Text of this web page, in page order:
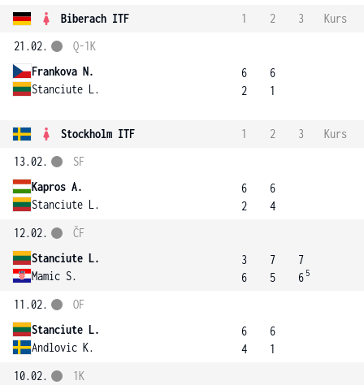
Biberach ITF 1 2 3
Kurs
21.02.
Frankova N.
Stanciute L.
Q-1K
6
2
6
1
Stockholm ITF 1 2 3
Kurs
13.02.
Kapros A.
Stanciute L.
SF
6
2
6
4
12.02.
Stanciute L.
Mamic S.
ČF
3
6
7
5
7
6 5
11.02.
Stanciute L.
Andlovic K.
OF
6
4
6
1
10.02.
1K